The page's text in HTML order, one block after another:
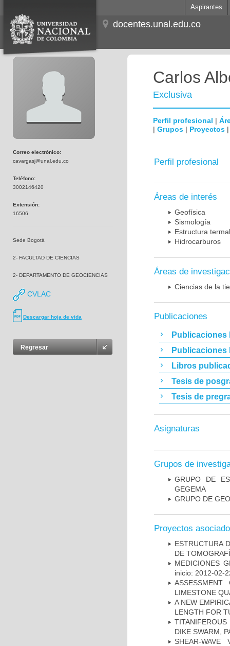
Aspirantes
docentes.unal.edu.co
Correo electrónico:
cavargasj@unal.edu.co
Teléfono:
3002146420
Extensión:
16506
Sede Bogotá
2- FACULTAD DE CIENCIAS
2- DEPARTAMENTO DE GEOCIENCIAS
CVLAC
Descargar hoja de vida
Regresar
Carlos
Exclusiva
Perfil profesional |
| Grupos | Proyectos
Perfil profesional
Áreas de interés
Geofísica
Sismología
Estructura
Hidrocarburos
Áreas de
Ciencias de la
Publicaciones
Publicaciones
Publicaciones
Libros
Tesis de
Tesis de
Asignaturas
Grupos de
GRUPO DE
GEGEMA
GRUPO DE
Proyectos
ESTRUCTURA
DE
MEDICIONES
inicio: 2012-02-
LIMESTONE
A NEW
LENGTH FOR
DIKE SWARM,
SHEAR-WAVE